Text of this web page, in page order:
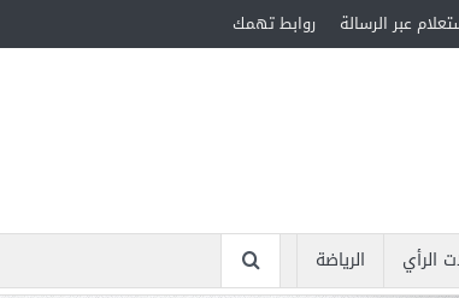
عبر الرسالة روابط تهمك
الرأي
الرياضة